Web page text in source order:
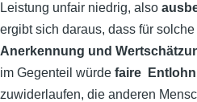
Leistung unfair niedrig, also
ergibt sich daraus, dass für
Anerkennung und
im Gegenteil würde faire
zuwiderlaufen, die anderen